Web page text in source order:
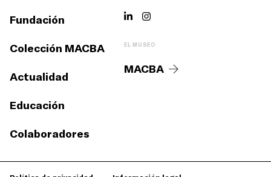
Fundación
Colección MACBA
Actualidad
Educación
Colaboradores
EL MUSEO
MACBA